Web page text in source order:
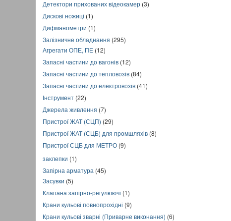
Детектори прихованих відеокамер (3)
Дискові ножиці (1)
Дифманометри (1)
Залізничне обладнання (295)
Агрегати ОПЕ, ПЕ (12)
Запасні частини до вагонів (12)
Запасні частини до тепловозів (84)
Запасні частини до електровозів (41)
Інструмент (22)
Джерела живлення (7)
Пристрої ЖАТ (СЦП) (29)
Пристрої ЖАТ (СЦБ) для промшляхів (8)
Пристрої СЦБ для МЕТРО (9)
заклепки (1)
Запірна арматура (45)
Засувки (5)
Клапана запірно-регулюючі (1)
Крани кульові повнопрохідні (9)
Крани кульові зварні (Приварне виконання) (6)